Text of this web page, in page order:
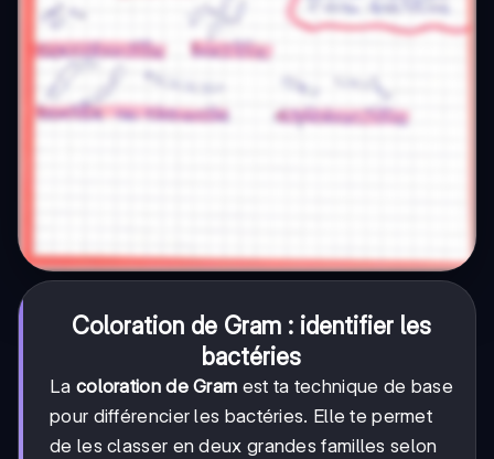
Coloration de Gram : identifier les
bactéries
La coloration de Gram est ta technique de base
pour différencier les bactéries. Elle te permet
de les classer en deux grandes familles selon